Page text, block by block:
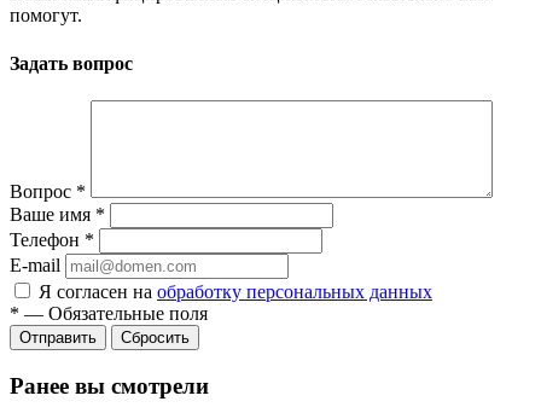
помогут.
Задать вопрос
Вопрос *
Ваше имя *
Телефон *
E-mail
Я согласен на обработку персональных данных
* — Обязательные поля
Сбросить
Ранее вы смотрели